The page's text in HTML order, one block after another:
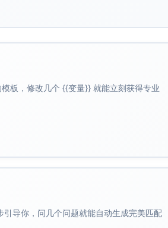
稳定性指标）
用/FAQ访问/客服入口）、数据看板需
容错与重试、监控告警）
板，修改几个 {{变量}} 就能立刻获得专业
导你，问几个问题就能自动生成完美匹配